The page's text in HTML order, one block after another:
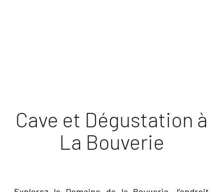
Cave et Dégustation à
La Bouverie